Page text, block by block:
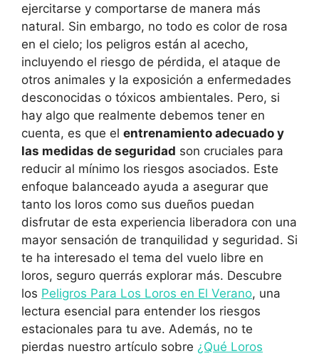
ejercitarse y comportarse de manera más
natural. Sin embargo, no todo es color de rosa
en el cielo; los peligros están al acecho,
incluyendo el riesgo de pérdida, el ataque de
otros animales y la exposición a enfermedades
desconocidas o tóxicos ambientales. Pero, si
hay algo que realmente debemos tener en
cuenta, es que el entrenamiento adecuado y
las medidas de seguridad son cruciales para
reducir al mínimo los riesgos asociados. Este
enfoque balanceado ayuda a asegurar que
tanto los loros como sus dueños puedan
disfrutar de esta experiencia liberadora con una
mayor sensación de tranquilidad y seguridad. Si
te ha interesado el tema del vuelo libre en
loros, seguro querrás explorar más. Descubre
los Peligros Para Los Loros en El Verano, una
lectura esencial para entender los riesgos
estacionales para tu ave. Además, no te
pierdas nuestro artículo sobre ¿Qué Loros